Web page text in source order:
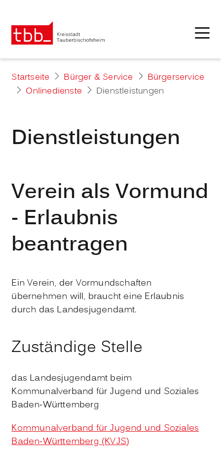
Startseite Bürger & Service
Bürgerservice
Onlinedienste
Dienstleistungen
Dienstleistungen
Verein als Vormund
- Erlaubnis
beantragen
Ein Verein, der Vormundschaften
übernehmen will, braucht eine Erlaubnis
durch das Landesjugendamt.
Zuständige Stelle
das Landesjugendamt beim
Kommunalverband für Jugend und Soziales
Baden-Württemberg
Kommunalverband für Jugend und Soziales
Baden-Württemberg (KVJS)